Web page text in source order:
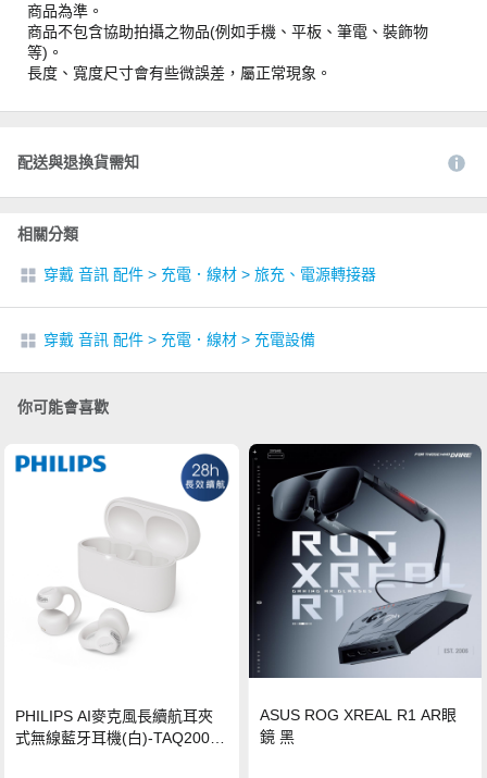
商品為準。
商品不包含協助拍攝之物品(例如手機、平板、筆電、裝飾物
等)。
長度、寬度尺寸會有些微誤差，屬正常現象。
配送與退換貨需知
相關分類
穿戴 音訊 配件 > 充電．線材 > 旅充、電源轉接器
穿戴 音訊 配件 > 充電．線材 > 充電設備
你可能會喜歡
PHILIPS AI麥克風長續航耳夾
式無線藍牙耳機(白)-TAQ2000
ASUS ROG XREAL R1 AR眼
鏡 黑